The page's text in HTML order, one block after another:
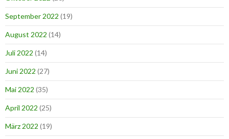
September 2022 (19)
August 2022 (14)
Juli 2022 (14)
Juni 2022 (27)
Mai 2022 (35)
April 2022 (25)
März 2022 (19)